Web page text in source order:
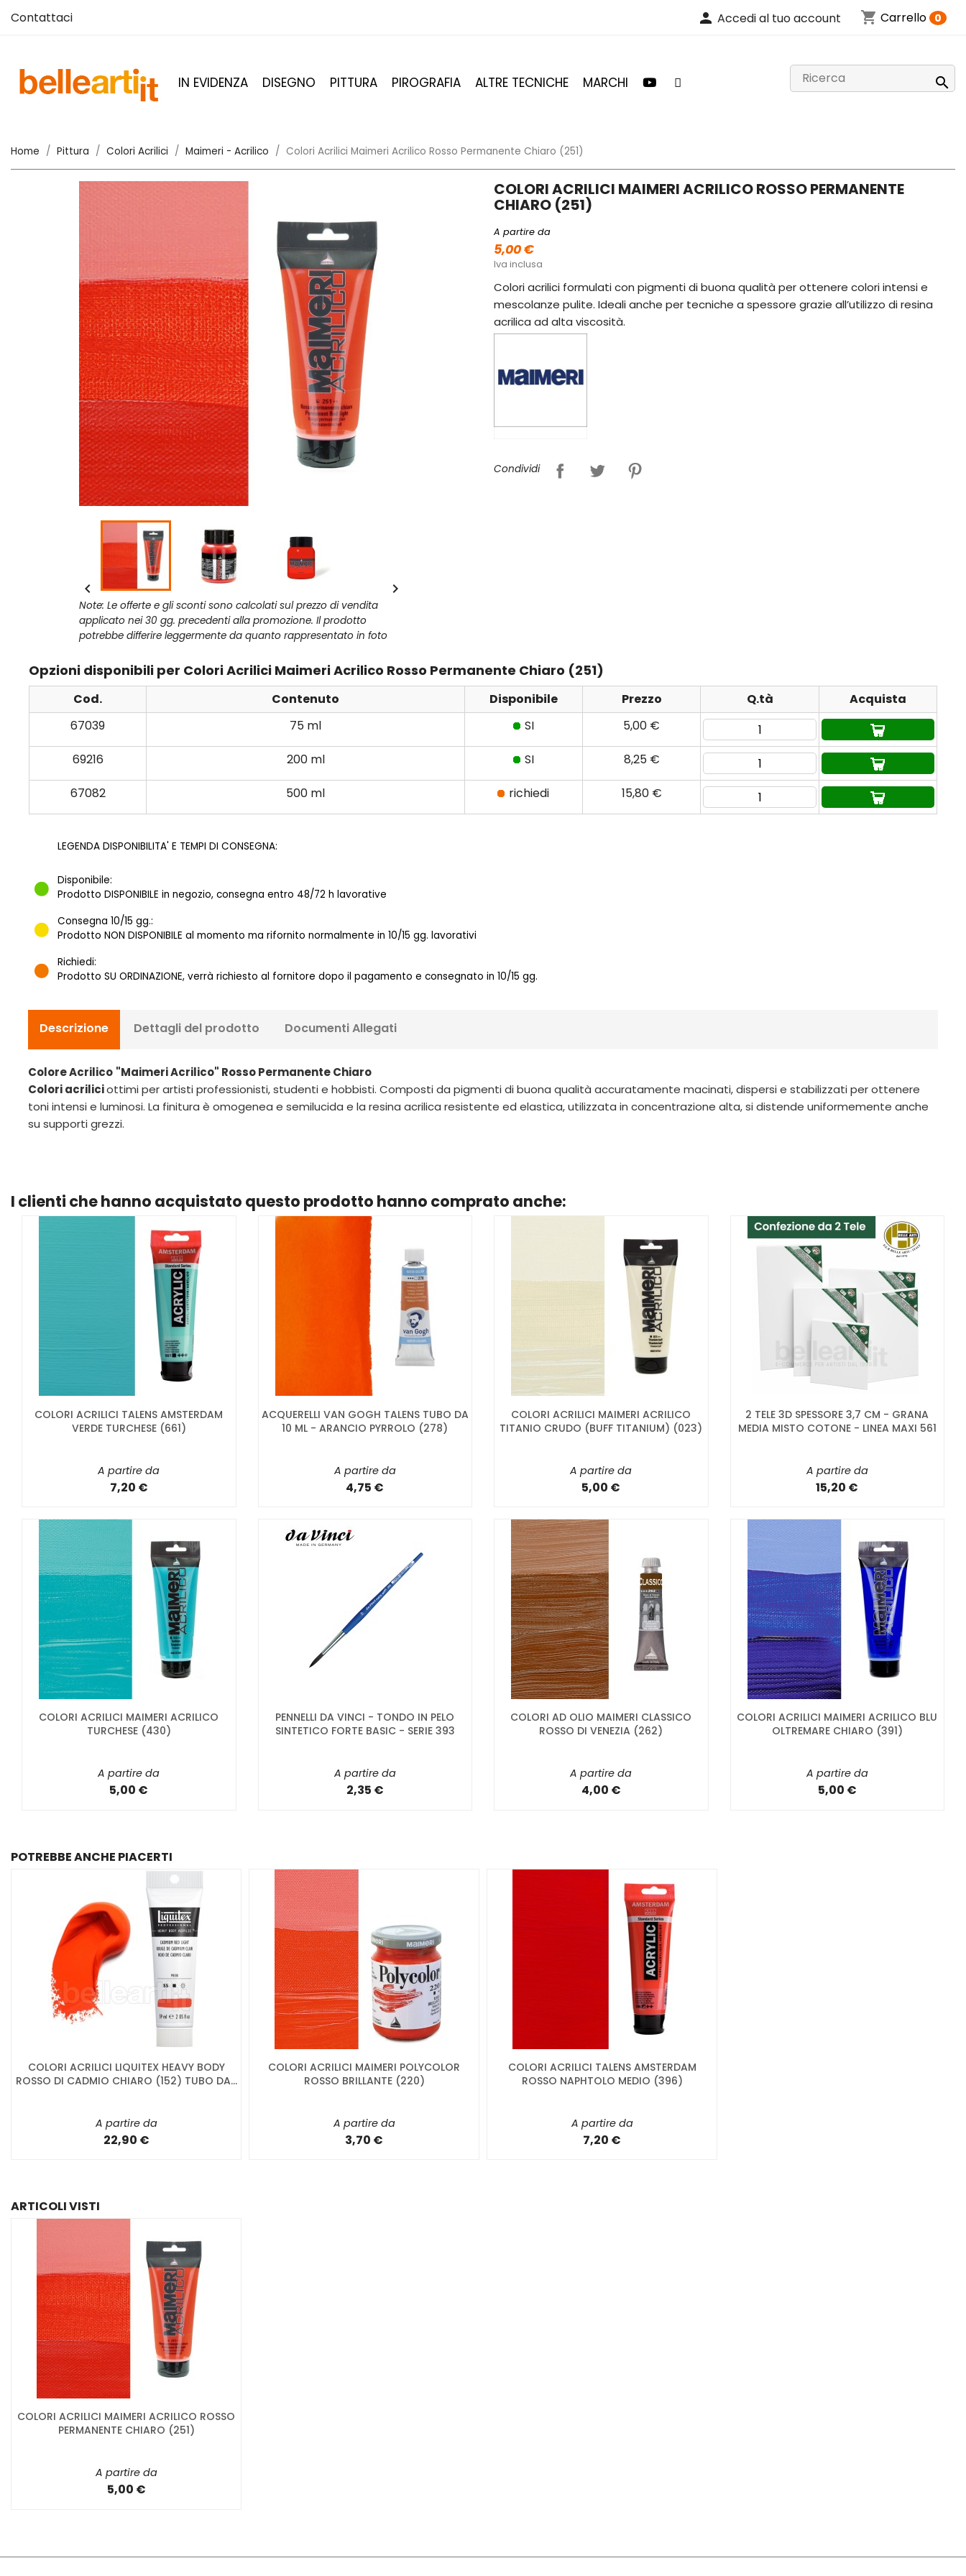
Contattaci person Accedi al tuo account shopping_cart Carrello 0
IN EVIDENZA DISEGNO PITTURA PIROGRAFIA ALTRE TECNICHE MARCHI 
Home Pittura Colori Acrilici Maimeri - Acrilico Colori Acrilici Maimeri Acrilico Rosso Permanente Chiaro (251)
 
Note: Le offerte e gli sconti sono calcolati sul prezzo di vendita
applicato nei 30 gg. precedenti alla promozione. Il prodotto
potrebbe differire leggermente da quanto rappresentato in foto
COLORI ACRILICI MAIMERI ACRILICO ROSSO PERMANENTE
CHIARO (251)
A partire da
5,00 €
Iva inclusa
Colori acrilici formulati con pigmenti di buona qualità per ottenere colori intensi e
mescolanze pulite. Ideali anche per tecniche a spessore grazie all’utilizzo di resina
acrilica ad alta viscosità.
Condividi
Opzioni disponibili per Colori Acrilici Maimeri Acrilico Rosso Permanente Chiaro (251)
Cod. Contenuto Disponibile Prezzo Q.tà
Acquista
67039
75 ml SI 5,00 €
69216 200 ml SI 8,25 €
67082 500 ml richiedi 15,80 €
LEGENDA DISPONIBILITA' E TEMPI DI CONSEGNA:
Disponibile:
Prodotto DISPONIBILE in negozio, consegna entro 48/72 h lavorative
Consegna 10/15 gg.:
Prodotto NON DISPONIBILE al momento ma rifornito normalmente in 10/15 gg. lavorativi
Richiedi:
Prodotto SU ORDINAZIONE, verrà richiesto al fornitore dopo il pagamento e consegnato in 10/15 gg.
Descrizione Dettagli del prodotto Documenti Allegati
Colore Acrilico "Maimeri Acrilico" Rosso Permanente Chiaro
Colori acriliciottimi per artisti professionisti, studenti e hobbisti. Composti da pigmenti di buona qualità accuratamente macinati, dispersi e stabilizzati per ottenere
toni intensi e luminosi. La finitura è omogenea e semilucida e la resina acrilica resistente ed elastica, utilizzata in concentrazione alta, si distende uniformemente anche
su supporti grezzi.
I clienti che hanno acquistato questo prodotto hanno comprato anche:
COLORI ACRILICI TALENS AMSTERDAM
VERDE TURCHESE (661)
A partire da
7,20 €
ACQUERELLI VAN GOGH TALENS TUBO DA
10 ML - ARANCIO PYRROLO (278)
A partire da
4,75 €
COLORI ACRILICI MAIMERI ACRILICO
TITANIO CRUDO (BUFF TITANIUM) (023)
A partire da
5,00 €
2 TELE 3D SPESSORE 3,7 CM - GRANA
MEDIA MISTO COTONE - LINEA MAXI 561
A partire da
15,20 €
COLORI ACRILICI MAIMERI ACRILICO
TURCHESE (430)
A partire da
5,00 €
PENNELLI DA VINCI - TONDO IN PELO
SINTETICO FORTE BASIC - SERIE 393
A partire da
2,35 €
COLORI AD OLIO MAIMERI CLASSICO
ROSSO DI VENEZIA (262)
A partire da
4,00 €
COLORI ACRILICI MAIMERI ACRILICO BLU
OLTREMARE CHIARO (391)
A partire da
5,00 €
POTREBBE ANCHE PIACERTI
COLORI ACRILICI LIQUITEX HEAVY BODY
ROSSO DI CADMIO CHIARO (152) TUBO DA...
A partire da
22,90 €
COLORI ACRILICI MAIMERI POLYCOLOR
ROSSO BRILLANTE (220)
A partire da
3,70 €
COLORI ACRILICI TALENS AMSTERDAM
ROSSO NAPHTOLO MEDIO (396)
A partire da
7,20 €
ARTICOLI VISTI
COLORI ACRILICI MAIMERI ACRILICO ROSSO
PERMANENTE CHIARO (251)
A partire da
5,00 €